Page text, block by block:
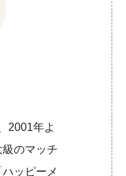
2001年よ
のマッチ
ッピーメ